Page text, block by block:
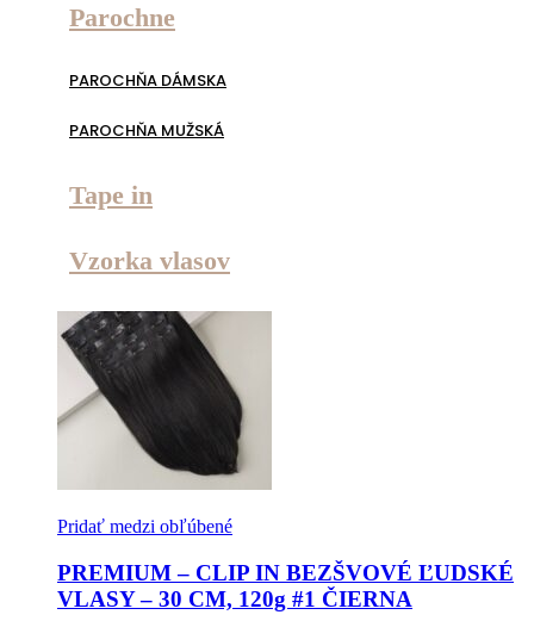
Parochne
PAROCHŇA DÁMSKA
PAROCHŇA MUŽSKÁ
Tape in
Vzorka vlasov
Pridať medzi obľúbené
PREMIUM – CLIP IN BEZŠVOVÉ ĽUDSKÉ
VLASY – 30 CM, 120g #1 ČIERNA